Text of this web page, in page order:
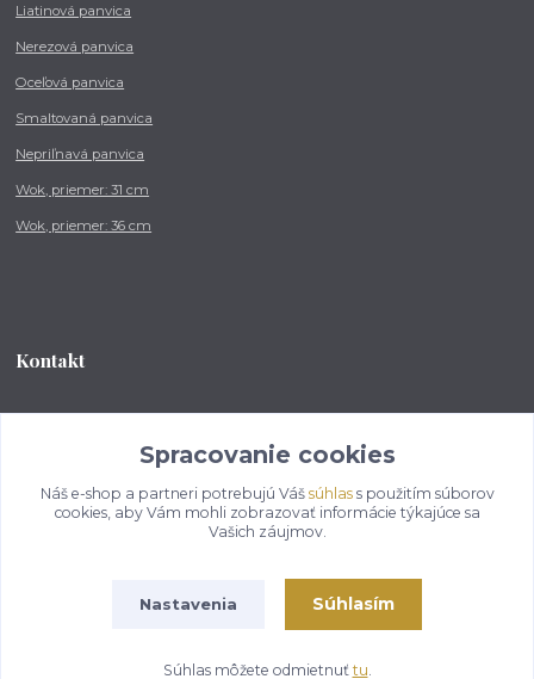
Liatinová panvica
Nerezová panvica
Oceľová panvica
Smaltovaná panvica
Nepriľnavá panvica
Wok, priemer: 31 cm
Wok, priemer: 36 cm
Kontakt
od 8:00 - do 16:00 hod
info@kotlikovesupravy.sk
Spracovanie cookies
Náš e-shop a partneri potrebujú Váš súhlass použitím súborov
cookies, aby Vám mohli zobrazovať informácie týkajúce sa
Vašich záujmov.
Nastavenia Súhlasím
Súhlas môžete odmietnuť tu